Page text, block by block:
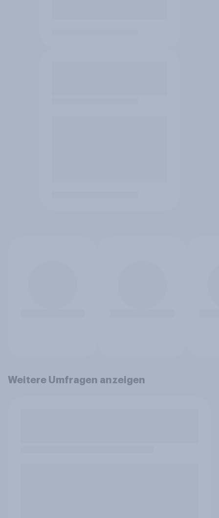
Weitere Umfragen anzeigen